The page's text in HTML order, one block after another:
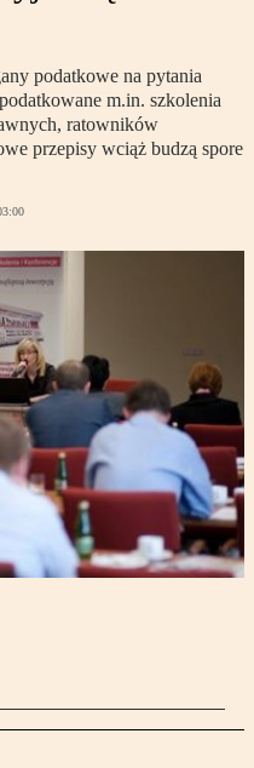
podatkowe na pytania
m.in. szkolenia
ratowników
przepisy wciąż budzą spore